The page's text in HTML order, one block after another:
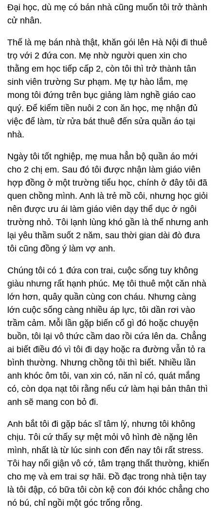
Đại học, dù mẹ có bán nhà cũng muốn tôi trở thành
cử nhân.
Thế là mẹ bán nhà thật, khăn gói lên Hà Nội đi thuê
trọ với 2 đứa con. Mẹ nhờ người quen xin cho
thằng em học tiếp cấp 2, còn tôi thì trở thành tân
sinh viên trường Sư phạm. Mẹ tự hào lắm, mẹ
mong tôi đứng trên bục giảng làm nghề giáo cao
quý. Để kiếm tiền nuôi 2 con ăn học, mẹ nhận đủ
việc để làm, từ rửa bát thuê đến sửa quần áo tại
nhà.
Ngày tôi tốt nghiệp, mẹ mua hẳn bộ quần áo mới
cho 2 chị em. Sau đó tôi được nhận làm giáo viên
hợp đồng ở một trường tiểu học, chính ở đây tôi đã
quen chồng mình. Anh là trẻ mồ côi, nhưng học giỏi
nên được ưu ái làm giáo viên dạy thể dục ở ngôi
trường nhỏ. Tôi lạnh lùng khó gần là thế nhưng anh
lại yêu thầm suốt 2 năm, sau thời gian dài đò đưa
tôi cũng đồng ý làm vợ anh.
Chúng tôi có 1 đứa con trai, cuộc sống tuy không
giàu nhưng rất hạnh phúc. Mẹ tôi thuê một căn nhà
lớn hơn, quây quần cùng con cháu. Nhưng càng
lớn cuộc sống càng nhiều áp lực, tôi dần rơi vào
trầm cảm. Mỗi lần gặp biến cố gì đó hoặc chuyện
buồn, tôi lại vô thức cầm dao rồi cứa lên da. Chẳng
ai biết điều đó vì tôi đi dạy hoặc ra đường vẫn tỏ ra
bình thường. Nhưng chồng tôi thì biết. Nhiều lần
anh khóc ôm tôi, van xin có, năn nỉ có, quát mắng
có, còn dọa nạt tôi rằng nếu cứ làm hại bản thân thì
anh sẽ mang con bỏ đi.
Anh bắt tôi đi gặp bác sĩ tâm lý, nhưng tôi không
chịu. Tôi cứ thấy sự mệt mỏi vô hình đè nặng lên
mình, nhất là từ lúc sinh con đến nay tôi rất stress.
Tôi hay nổi giận vô cớ, tâm trạng thất thường, khiến
cho mẹ và em trai sợ hãi. Đồ đạc trong nhà tiện tay
là tôi đập, có bữa tôi còn kệ con đói khóc chẳng cho
nó bú, chỉ ngồi một góc trống rỗng.